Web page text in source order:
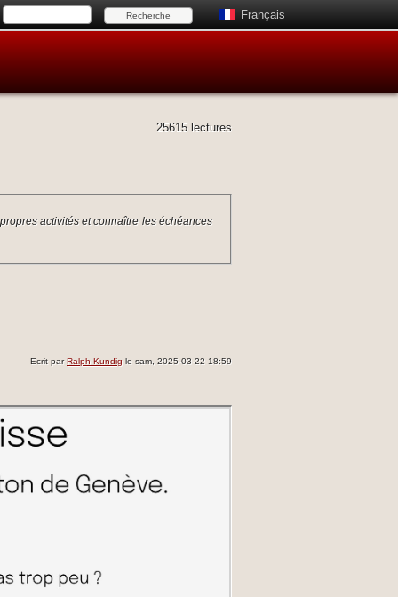
Français
25615 lectures
activités et connaître les échéances
Ecrit parRalph Kundig le sam, 2025-03-22 18:59